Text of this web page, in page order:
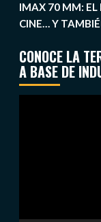
IMAX 70 MM: EL
CINE… Y
CONOCE LA
A BASE DE